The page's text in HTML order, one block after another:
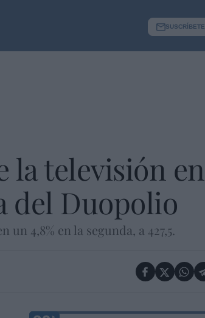
SUSCRÍBETE
la televisión en
del Duopolio
4,8% en la segunda, a 427,5.